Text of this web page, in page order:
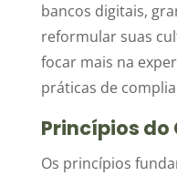
bancos digitais,
reformular suas
focar mais na
práticas de
Princípios
Os princípios